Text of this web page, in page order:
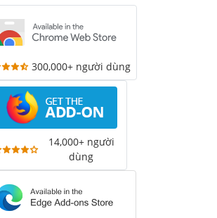
300,000+ người dùng
14,000+ người
dùng